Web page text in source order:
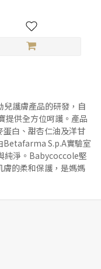
護膚產品的研發，自
提供全方位呵護。產品
白、甜杏仁油及洋甘
Betafarma S.p.A實驗室
純淨。Babycoccole堅
的柔和保護，是媽媽